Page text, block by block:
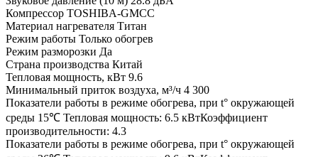
Компрессор TOSHIBA-GMCC
Материал нагревателя Титан
Режим работы Только обогрев
Режим разморозки Да
Страна производства Китай
Тепловая мощность, кВт 9.6
Минимальный приток воздуха, м³/ч 4 300
Показатели работы в режиме обогрева, при t° окружающей
среды 15℃ Тепловая мощность: 6.5 кВтКоэффициент
производительности: 4.3
Показатели работы в режиме обогрева, при t° окружающей